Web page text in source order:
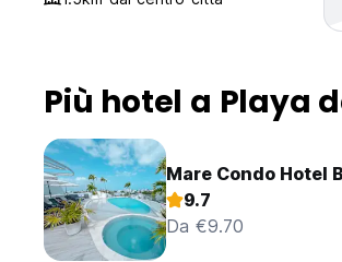
Più hotel a Playa
Mare Condo Hotel
9.7
Da €9.70